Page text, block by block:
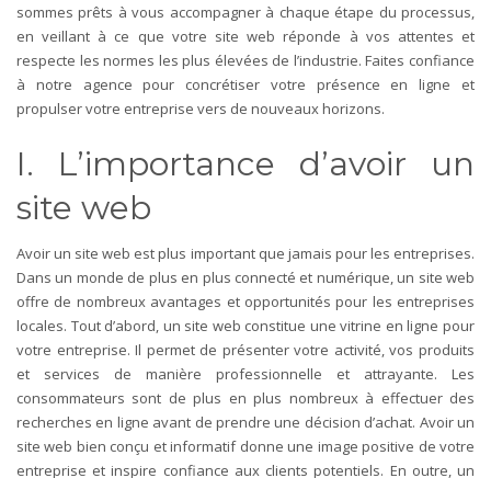
sommes prêts à vous accompagner à chaque étape du processus,
en veillant à ce que votre site web réponde à vos attentes et
respecte les normes les plus élevées de l’industrie. Faites confiance
à notre agence pour concrétiser votre présence en ligne et
propulser votre entreprise vers de nouveaux horizons.
I. L’importance d’avoir un
site web
Avoir un site web est plus important que jamais pour les entreprises.
Dans un monde de plus en plus connecté et numérique, un site web
offre de nombreux avantages et opportunités pour les entreprises
locales. Tout d’abord, un site web constitue une vitrine en ligne pour
votre entreprise. Il permet de présenter votre activité, vos produits
et services de manière professionnelle et attrayante. Les
consommateurs sont de plus en plus nombreux à effectuer des
recherches en ligne avant de prendre une décision d’achat. Avoir un
site web bien conçu et informatif donne une image positive de votre
entreprise et inspire confiance aux clients potentiels. En outre, un